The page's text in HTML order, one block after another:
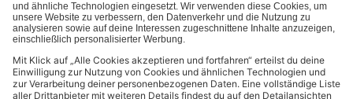
Bezahlmethoden: